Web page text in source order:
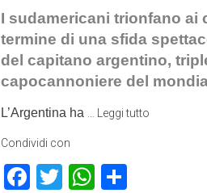
I sudamericani trionfano ai
termine di una sfida
del capitano argentino,
capocannoniere del
L’Argentina ha Leggi tutto
Condividi con
Facebook
TwitterWhatsApp